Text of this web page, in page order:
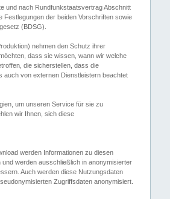
und nach Rundfunkstaatsvertrag Abschnitt
der beiden Vorschriften sowie
(BDSG).
nehmen den Schutz ihrer
dass sie wissen, wann wir welche
die sicherstellen, dass die
auch von externen Dienstleistern beachtet
um unseren Service für sie zu
wir Ihnen, sich diese
werden Informationen zu diesen
werden ausschließlich in anonymisierter
Auch werden diese Nutzungsdaten
Zugriffsdaten anonymisiert.